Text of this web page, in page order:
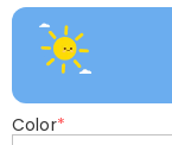
Color*